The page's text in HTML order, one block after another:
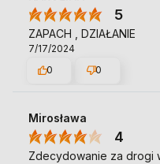
5
ZAPACH , DZIAŁANIE
7/17/2024
0
0
Mirosława
4
Zdecydowanie za drogi